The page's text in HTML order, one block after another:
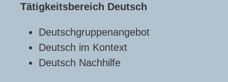
Tätigkeitsbereich Deutsch
Deutschgruppenangebot
Deutsch im Kontext
Deutsch Nachhilfe